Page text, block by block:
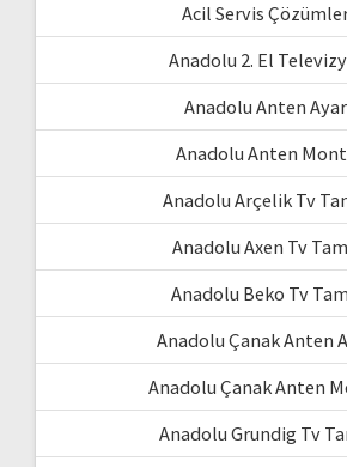
Acil Servis
Anadolu 2. El
Anadolu Anten
Anadolu Anten
Anadolu Arçelik Tv
Anadolu Axen Tv
Anadolu Beko Tv
Anadolu Çanak Anten
Anadolu Çanak Anten
Anadolu Grundig Tv